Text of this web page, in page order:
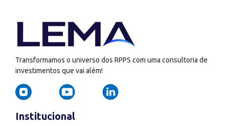
Transformamos o universo dos RPPS com uma consultoria de
investimentos que vai além!
Institucional